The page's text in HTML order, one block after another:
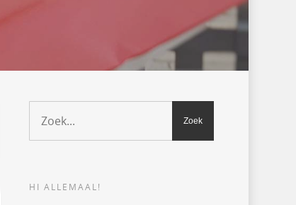
HI ALLEMAAL!